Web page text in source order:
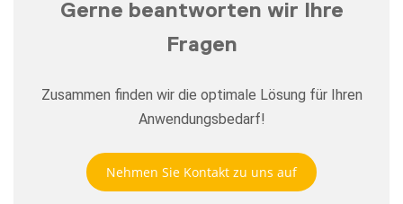
Gerne beantworten wir Ihre
Fragen
Zusammen finden wir die optimale Lösung für Ihren
Anwendungsbedarf!
Nehmen Sie Kontakt zu uns auf